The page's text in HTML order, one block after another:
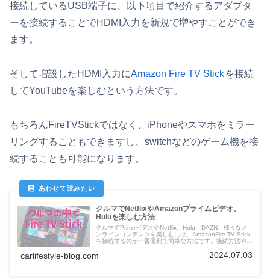
接続しているUSB端子に、以下項目で紹介するアダプタ
ーを接続することでHDMI入力を新規で増やすことができ
ます。
そして増設したHDMI入力にAmazon Fire TV Stickを接続
してYouTubeを楽しむという方法です。
もちろんFireTVStickではなく、iPhoneやスマホをミラー
リングすることもできますし、switchなどのゲーム機を接
続することも可能になります。
クルマでNetflixやAmazonプライムビデオ、
Huluを楽しむ方法
クルマでPrimeビデオやNetflix、Hulu、DAZN、様々なオ
ンラインコンテンツを楽しむには、AmazonFire TV Stick
を接続するのが一番便利で簡単な方法です。接続方法や接
carlifestyle-blog.com 2024.07.03